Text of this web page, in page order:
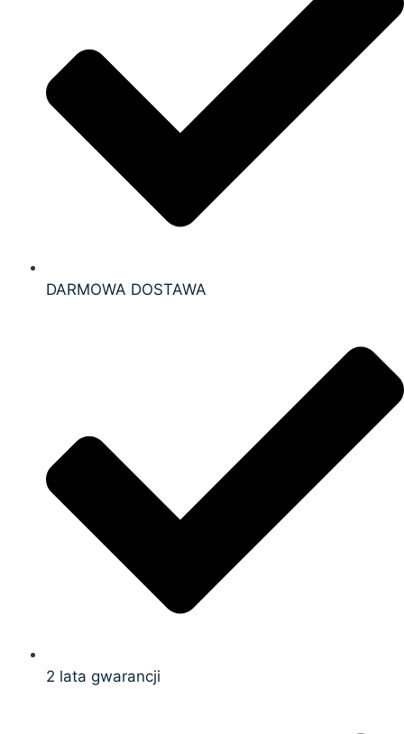
DARMOWA DOSTAWA
2 lata gwarancji